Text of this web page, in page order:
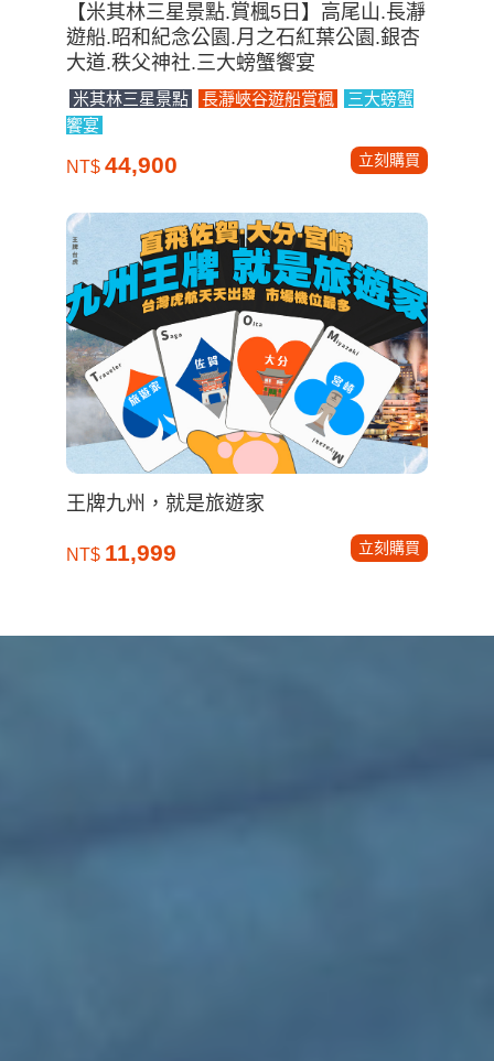
【米其林三星景點.賞楓5日】高尾山.長瀞
遊船.昭和紀念公園.月之石紅葉公園.銀杏
大道.秩父神社.三大螃蟹饗宴
米其林三星景點 長瀞峽谷遊船賞楓
三大螃蟹
饗宴
NT$ 44,900 立刻購買
王牌九州，就是旅遊家
NT$ 11,999 立刻購買